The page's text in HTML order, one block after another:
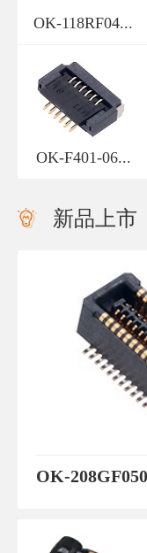
OK-118RF04...
OK-F401-06...
新品上市
OK-